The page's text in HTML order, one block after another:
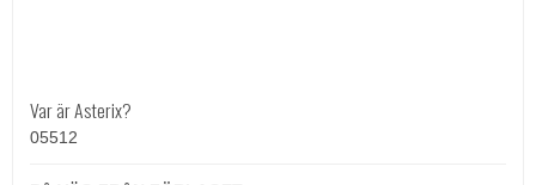
Var är Asterix?
05512